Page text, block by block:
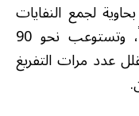
لجمع النفايات
تتراوح سعتها بين 180 و240 لتراً، وتستوعب نحو 90
عدد مرات التفريغ